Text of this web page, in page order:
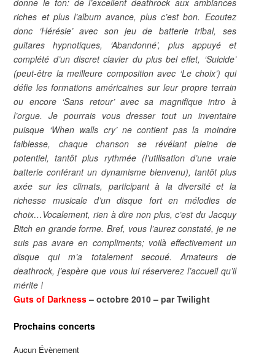
donne le ton: de l’excellent deathrock aux ambiances
riches et plus l’album avance, plus c’est bon. Ecoutez
donc ‘Hérésie’ avec son jeu de batterie tribal, ses
guitares hypnotiques, ‘Abandonné’, plus appuyé et
complété d’un discret clavier du plus bel effet, ‘Suicide’
(peut-être la meilleure composition avec ‘Le choix’) qui
défie les formations américaines sur leur propre terrain
ou encore ‘Sans retour’ avec sa magnifique intro à
l’orgue. Je pourrais vous dresser tout un inventaire
puisque ‘When walls cry’ ne contient pas la moindre
faiblesse, chaque chanson se révélant pleine de
potentiel, tantôt plus rythmée (l’utilisation d’une vraie
batterie conférant un dynamisme bienvenu), tantôt plus
axée sur les climats, participant à la diversité et la
richesse musicale d’un disque fort en mélodies de
choix…Vocalement, rien à dire non plus, c’est du Jacquy
Bitch en grande forme. Bref, vous l’aurez constaté, je ne
suis pas avare en compliments; voilà effectivement un
disque qui m’a totalement secoué. Amateurs de
deathrock, j’espère que vous lui réserverez l’accueil qu’il
mérite !
Guts of Darkness– octobre 2010 – par Twilight
Prochains concerts
Aucun Évènement